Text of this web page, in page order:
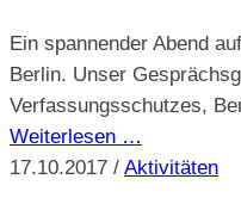
Ein spannender Abend
Berlin. Unser
Verfassungsschutzes,
Weiterlesen …
17.10.2017 / Aktivitäten